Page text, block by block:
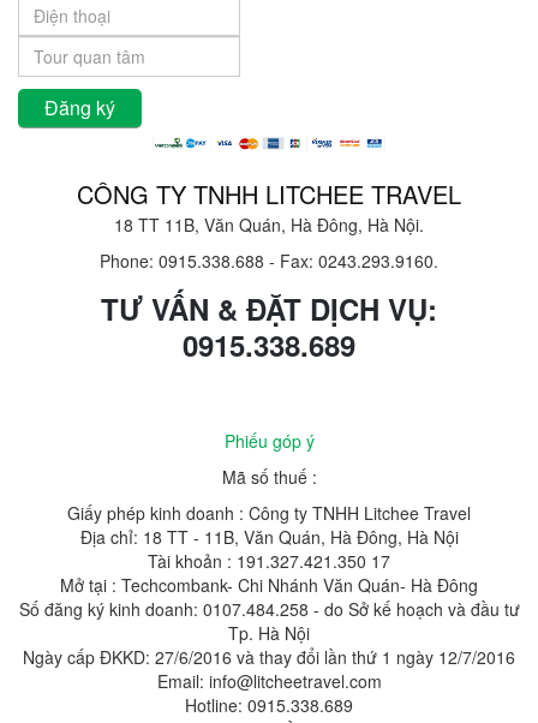
CÔNG TY TNHH LITCHEE TRAVEL
18 TT 11B, Văn Quán, Hà Đông, Hà Nội.
Phone: 0915.338.688 - Fax: 0243.293.9160.
TƯ VẤN & ĐẶT DỊCH VỤ:
0915.338.689
Phiếu góp ý
Mã số thuế :
Giấy phép kinh doanh : Công ty TNHH Litchee Travel
Địa chỉ: 18 TT - 11B, Văn Quán, Hà Đông, Hà Nội
Tài khoản : 191.327.421.350 17
Mở tại : Techcombank- Chi Nhánh Văn Quán- Hà Đông
Số đăng ký kinh doanh: 0107.484.258 - do Sở kế hoạch và đầu tư
Tp. Hà Nội
Ngày cấp ĐKKD: 27/6/2016 và thay đổi lần thứ 1 ngày 12/7/2016
Email: info@litcheetravel.com
Hotline: 0915.338.689